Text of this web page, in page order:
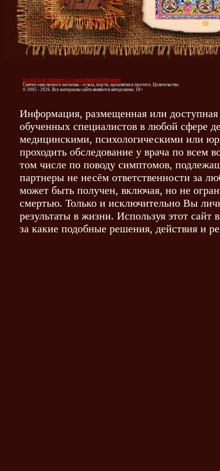
Козлов Олег Львович и Суханов Валерий Юрьевич
Снятие оккультного негатива - сглаза, порчи, проклятия и прочего. Целительство.
© 2005 - 2026. Все материалы сайта являются авторскими. 18+
Информация, размещенная или
обученных специалистов в любой сфере
медицинскими, психологическими или
проходить обследование у врача по
том числе по поводу симптомов,
партнеры не несём ответственности за
может быть получен, включая, но не
смертью. Только и исключительно Вы
результаты в жизни. Используя этот сайт
за какие подобные решения, действия и